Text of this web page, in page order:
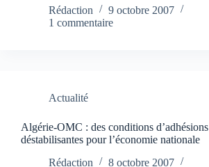
Rédaction
9 octobre 2007
1 commentaire
Actualité
Algérie-OMC : des conditions d’adhésions
déstabilisantes pour l’économie nationale
Rédaction
8 octobre 2007